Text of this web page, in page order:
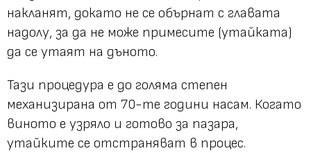
накланят, докато не се обърнат с главата
надолу, за да не може примесите (утайката)
да се утаят на дъното.
Тази процедура е до голяма степен
механизирана от 70-те години насам. Когато
виното е узряло и готово за пазара,
утайките се отстраняват в процес.